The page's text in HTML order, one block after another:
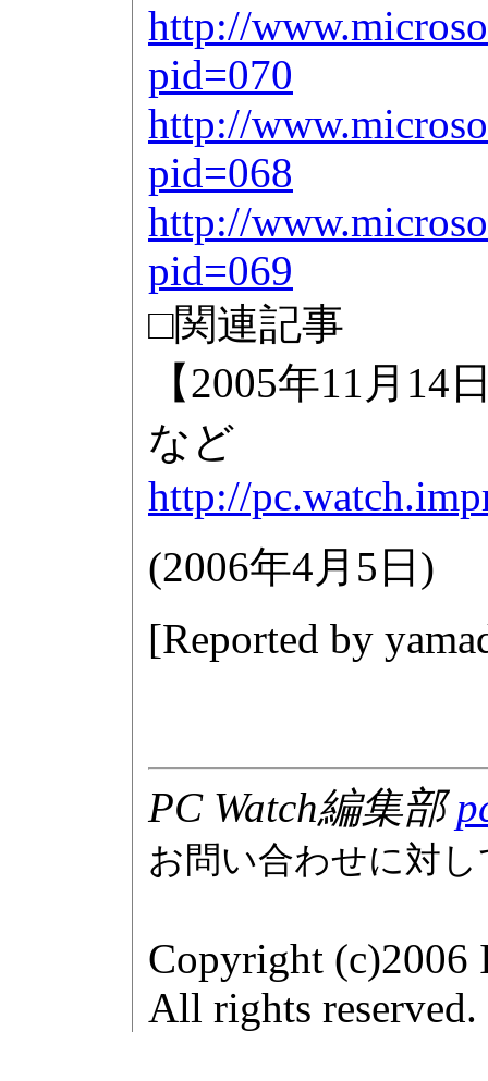
http://
pid=070
http://
pid=068
http://
pid=069
□関連記事
【2005年11月
など
http://
(2006年4月5日 )
[Reported by
PC Watch編集部
お問い合わせに対
Copyright (c)2006
All rights reserved.